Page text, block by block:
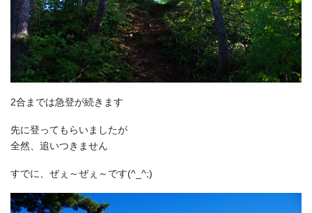
2合までは急登が続きます
先に登ってもらいましたが
全然、追いつきません
すでに、ぜぇ～ぜぇ～です(^_^;)